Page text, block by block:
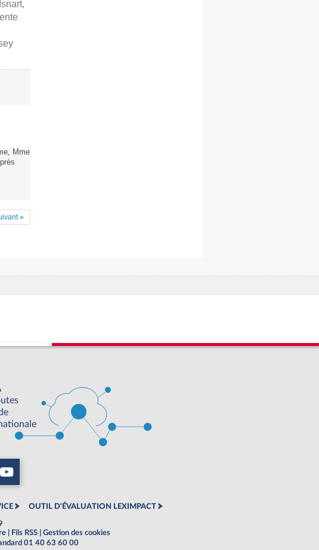
Mme
»
OUTIL D'ÉVALUATION LEXIMPACT
Fils RSS
Gestion des cookies
01 40 63 60 00